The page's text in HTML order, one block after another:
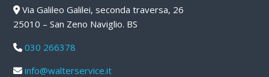
Via Galileo Galilei, seconda traversa, 26
25010 – San Zeno Naviglio. BS
030 266378
info@walterservice.it